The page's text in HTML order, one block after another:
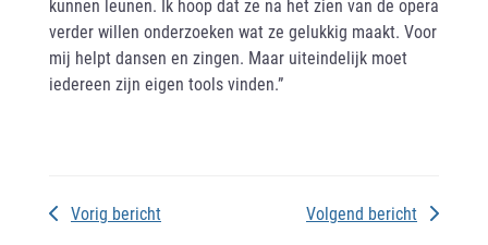
kunnen leunen. Ik hoop dat ze na het zien van de opera
verder willen onderzoeken wat ze gelukkig maakt. Voor
mij helpt dansen en zingen. Maar uiteindelijk moet
iedereen zijn eigen tools vinden.”
Vorig bericht Volgend bericht